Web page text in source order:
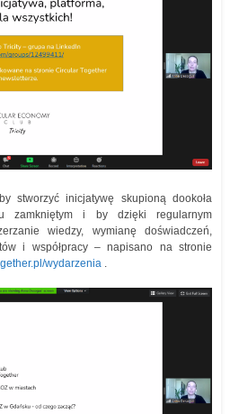
stworzyć inicjatywę skupioną dookoła
zamkniętym i by dzięki regularnym
wiedzy, wymianę doświadczeń,
i współpracy – napisano na stronie
wydarzenia .